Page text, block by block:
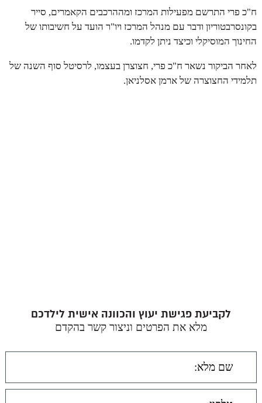
ח"כ פרי התרשם מפעילות המרכז ומההרכבים הקאמרים, סייר
בקונסרבטוריון ודבר עם מנהל המרכז ויו"ר הועד על חשיבותו של
החינוך המוסיקלי וכיצד ניתן לקדמו.
לאחר הביקור נשאר ח"כ פרי, חצוצרן בעצמו, לרסיטל סוף השנה של
תלמידי החצוצרה של ארמן אסלניאן.
לקביעת פגישת יעוץ והכוונה אישית לילדכם
מלא את הפרטים וניצור קשר בהקדם